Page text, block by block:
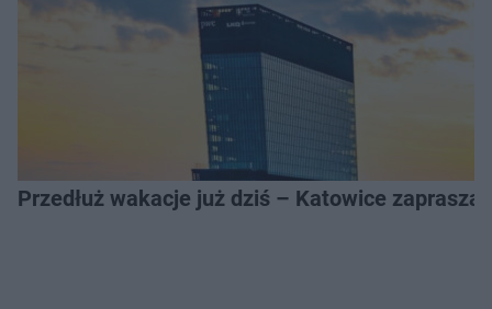
Przedłuż wakacje już dziś – Katowice